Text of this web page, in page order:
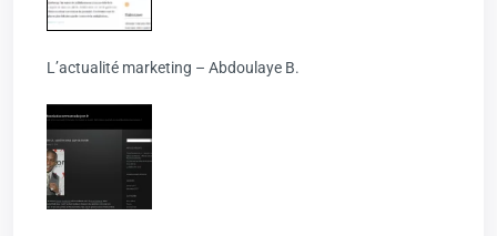
L’actualité marketing – Abdoulaye B.